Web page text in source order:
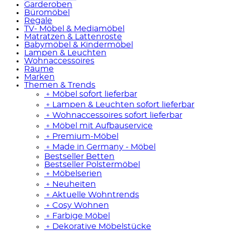
Garderoben
Büromöbel
Regale
TV- Möbel & Mediamöbel
Matratzen & Lattenroste
Babymöbel & Kindermöbel
Lampen & Leuchten
Wohnaccessoires
Räume
Marken
Themen & Trends
﹢ Möbel sofort lieferbar
﹢
Lampen & Leuchten sofort lieferbar
﹢ Wohnaccessoires sofort lieferbar
﹢ Möbel mit Aufbauservice
﹢ Premium-Möbel
﹢ Made in Germany - Möbel
Bestseller Betten
Bestseller Polstermöbel
﹢ Möbelserien
﹢ Neuheiten
﹢ Aktuelle Wohntrends
﹢ Cosy Wohnen
﹢ Farbige Möbel
﹢ Dekorative Möbelstücke